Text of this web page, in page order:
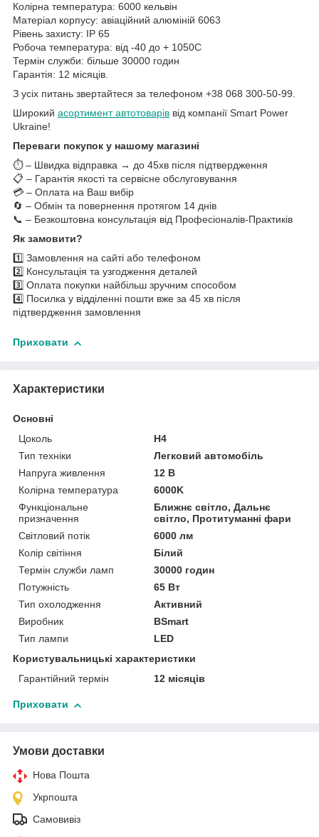
Колірна температура: 6000 кельвін
Матеріал корпусу: авіаційний алюміній 6063
Рівень захисту: IP 65
Робоча температура: від -40 до + 1050С
Термін служби: більше 30000 годин
Гарантія: 12 місяців.
З усіх питань звертайтеся за телефоном +38 068 300-50-99.
Широкий асортимент автотоварів від компанії Smart Power
Ukraine!
Переваги покупок у нашому магазині
⏱️ – Швидка відправка → до 45хв після підтвердження
📋 – Гарантія якості та сервісне обслуговування
💳 – Оплата на Ваш вибір
🔄 – Обмін та повернення протягом 14 днів
📞 – Безкоштовна консультація від Професіоналів-Практиків
Як замовити?
1️⃣ Замовлення на сайті або телефоном
2️⃣ Консультація та узгодження деталей
3️⃣ Оплата покупки найбільш зручним способом
4️⃣ Посилка у відділенні пошти вже за 45 хв після
підтвердження замовлення
Приховати
Характеристики
Основні
Цоколь
H4
Тип техніки
Легковий автомобіль
Напруга живлення
12 В
Колірна температура
6000K
Функціональне
призначення
Ближнє світло, Дальнє
світло, Протитуманні фари
Світловий потік
6000 лм
Колір світіння
Білий
Термін служби ламп
30000 годин
Потужність
65 Вт
Тип охолодження
Активний
Виробник
BSmart
Тип лампи
LED
Користувальницькі характеристики
Гарантійний термін
12 місяців
Приховати
Умови доставки
Нова Пошта
Укрпошта
Самовивіз